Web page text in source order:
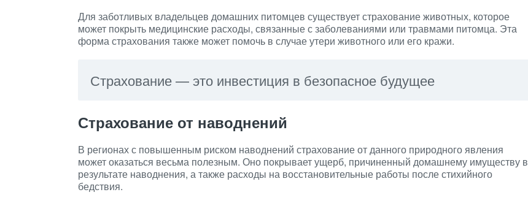
Для заботливых владельцев домашних питомцев существует страхование животных, которое
может покрыть медицинские расходы, связанные с заболеваниями или травмами питомца. Эта
форма страхования также может помочь в случае утери животного или его кражи.
Страхование — это инвестиция в безопасное будущее
Страхование от наводнений
В регионах с повышенным риском наводнений страхование от данного природного явления
может оказаться весьма полезным. Оно покрывает ущерб, причиненный домашнему имуществу в
результате наводнения, а также расходы на восстановительные работы после стихийного
бедствия.